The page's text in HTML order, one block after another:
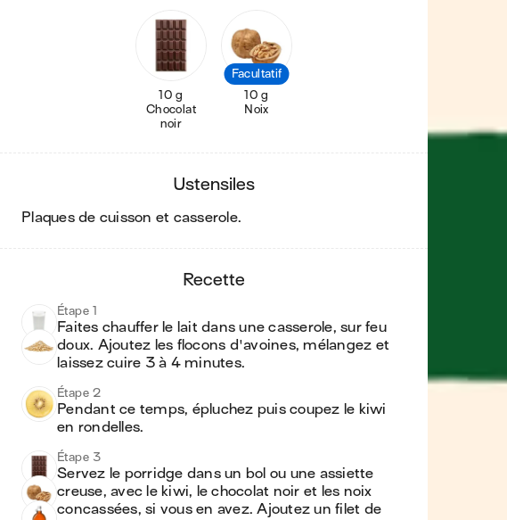
10 g
Chocolat
noir
Facultatif
10 g
Noix
ustensiles
plaques de cuisson et casserole.
recette
Étape 1
Faites chauffer le lait dans une casserole, sur feu
doux. Ajoutez les flocons d'avoines, mélangez et
laissez cuire 3 à 4 minutes.
Étape 2
Pendant ce temps, épluchez puis coupez le kiwi
en rondelles.
Étape 3
Servez le porridge dans un bol ou une assiette
creuse, avec le kiwi, le chocolat noir et les noix
concassées, si vous en avez. Ajoutez un filet de